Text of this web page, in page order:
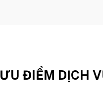
ƯU ĐIỂM DỊCH